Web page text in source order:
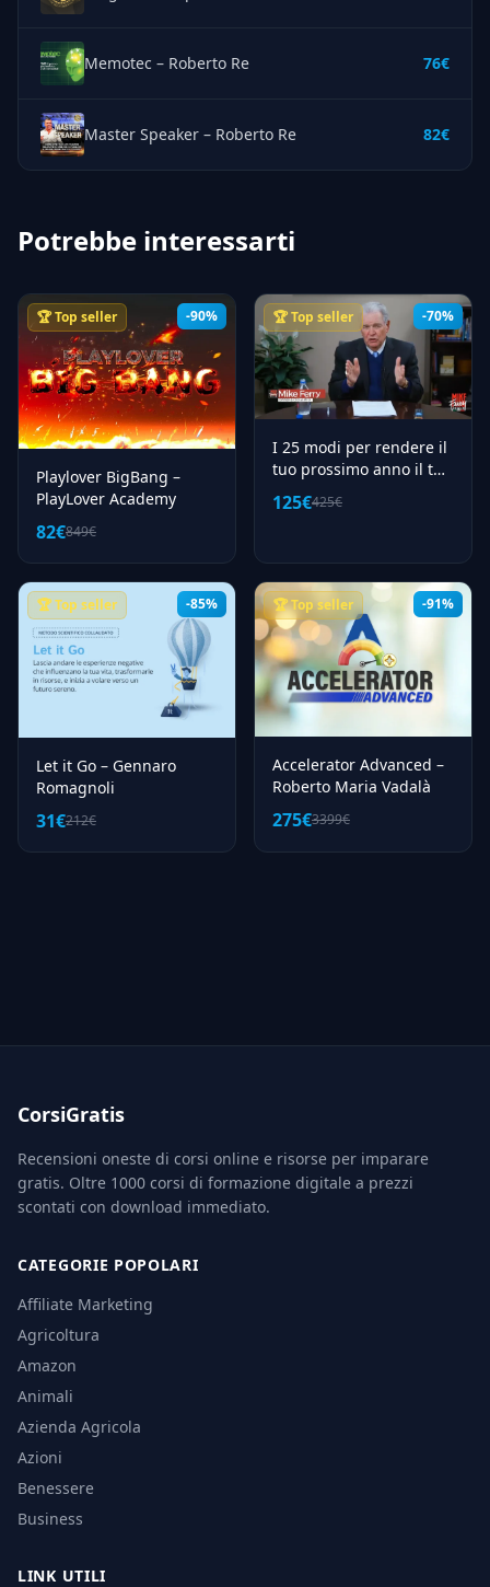
Memotec – Roberto Re 76€
Master Speaker – Roberto Re 82€
Potrebbe interessarti
-90%
🏆 Top seller
Playlover BigBang –
PlayLover Academy
82€849€
-70%
🏆 Top seller
I 25 modi per rendere il
tuo prossimo anno il tuo
anno migliore + copioni
(doppiato italiano) –
125€425€
-85%
🏆 Top seller
Let it Go – Gennaro
Romagnoli
31€212€
-91%
🏆 Top seller
Accelerator Advanced –
Roberto Maria Vadalà
275€3399€
CorsiGratis
Recensioni oneste di corsi online e risorse per imparare
gratis. Oltre 1000 corsi di formazione digitale a prezzi
scontati con download immediato.
CATEGORIE POPOLARI
Affiliate Marketing
Agricoltura
Amazon
Animali
Azienda Agricola
Azioni
Benessere
Business
LINK UTILI